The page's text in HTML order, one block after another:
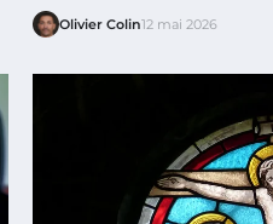
Olivier Colin12 mai 2026